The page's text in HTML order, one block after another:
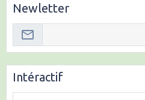
Newletter
Intéractif